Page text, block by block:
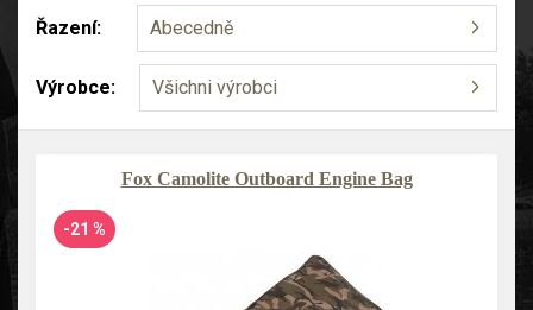
Řazení: Abecedně
Výrobce: Všichni výrobci
Fox Camolite Outboard Engine Bag
-21 %